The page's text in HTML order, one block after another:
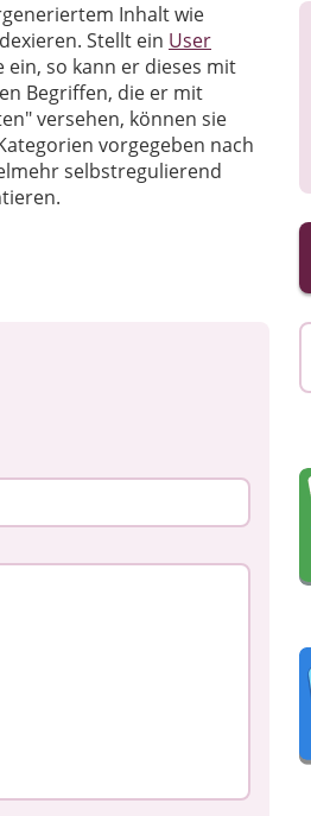
Inhalt wie
Stellt ein User
so kann er dieses mit
Begriffen, die er mit
versehen, können sie
vorgegeben nach
selbstregulierend